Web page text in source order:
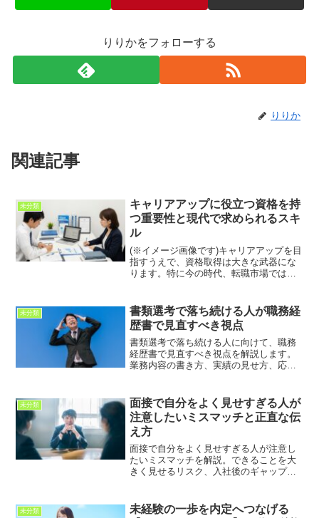
りりかをフォローする
りりか
関連記事
未分類
キャリアアップに役立つ資格を持
つ重要性と現代で求められるスキ
ル
(※イメージ画像です)キャリアアップを目
指すうえで、資格取得は大きな武器にな
ります。特に今の時代、転職市場では
専門性を客観的に証明してくれるだけで
なく、仕事の幅を広げ、...
未分類
書類選考で落ち続ける人が職務経
歴書で見直すべき視点
書類選考で落ち続ける人に向けて、職務
経歴書で見直すべき視点を解説します。
業務内容の書き方、実績の見せ方、応募
します。
未分類
面接で自分をよく見せすぎる人が
注意したいミスマッチと正直な伝
え方
面接で自分をよく見せすぎる人が注意し
たいミスマッチを解説。できることを大
きく見せるリスク、入社後のギャップ、
未分類
未経験の一歩を内定へつなげる